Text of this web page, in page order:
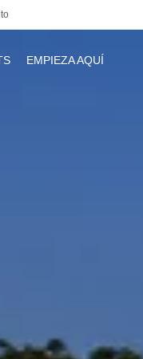
EMPIEZA AQUÍ